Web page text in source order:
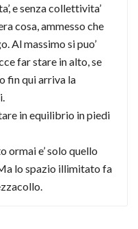
e senza collettivita’
cosa, ammesso che
Al massimo si puo’
far stare in alto, se
fin qui arriva la
in equilibrio in piedi
ormai e’ solo quello
lo spazio illimitato fa